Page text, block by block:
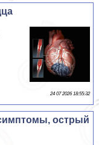
24 07 2026 18:55:32
острый